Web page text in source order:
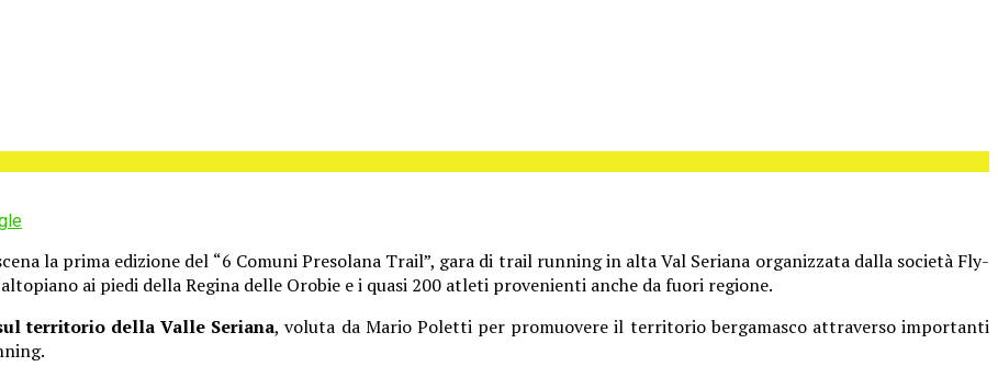
la prima edizione del “6 Comuni Presolana Trail”, gara di trail running in alta Val Seriana organizzata dalla società Fly-
ai piedi della Regina delle Orobie e i quasi 200 atleti provenienti anche da fuori regione.
territorio della Valle Seriana, voluta da Mario Poletti per promuovere il territorio bergamasco attraverso importanti